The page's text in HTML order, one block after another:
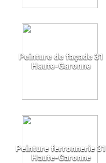
Peinture de façade 31
Haute-Garonne
Peinture ferronnerie 31
Haute-Garonne